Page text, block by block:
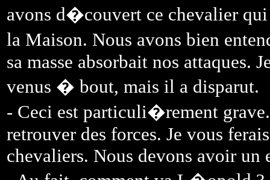
avons d�couvert ce chevalier
la Maison. Nous avons bien
sa masse absorbait nos attaques.
venus � bout, mais il a disparut.
- Ceci est particuli�rement
retrouver des forces. Je vous
chevaliers. Nous devons avoir un